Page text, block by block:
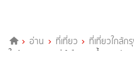
อ่าน ที่เที่ยว ที่เที่ยวใกล้ก
ใกล้กรุงเทพ เสน่ห์เมืองริมน้ำบางปะกง